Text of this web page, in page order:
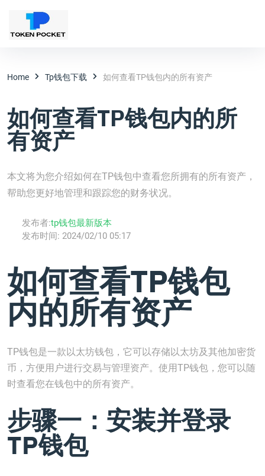
Home Tp钱包下载 如何查看TP钱包内的所有资产
如何查看TP钱包内的所
有资产
本文将为您介绍如何在TP钱包中查看您所拥有的所有资产，
帮助您更好地管理和跟踪您的财务状况。
发布者:tp钱包最新版本
发布时间: 2024/02/10 05:17
如何查看TP钱包
内的所有资产
TP钱包是一款以太坊钱包，它可以存储以太坊及其他加密货
币，方便用户进行交易与管理资产。使用TP钱包，您可以随
时查看您在钱包中的所有资产。
步骤一：安装并登录
TP钱包